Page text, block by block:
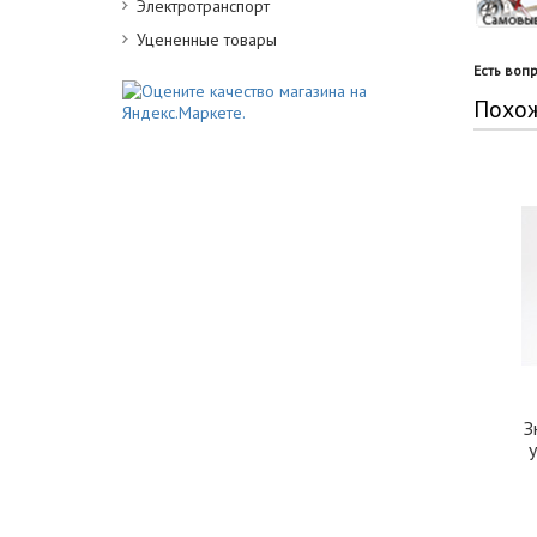
Электротранспорт
Уцененные товары
Есть